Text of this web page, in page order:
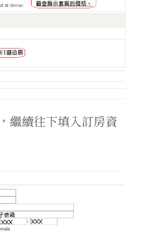
繼續往下填入訂房資